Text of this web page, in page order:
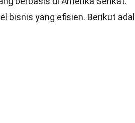
bisnis yang efisien. Berikut